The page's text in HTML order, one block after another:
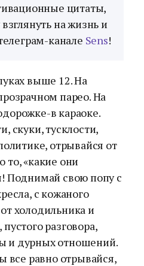
цитаты,
на жизнь и
канале Sens!
выше 12. На
парео. На
в караоке.
скуки, тусклости,
отрывайся от
то, «какие они
Поднимай свою попу с
с кожаного
холодильника и
разговора,
и дурных отношений.
все равно отрывайся,